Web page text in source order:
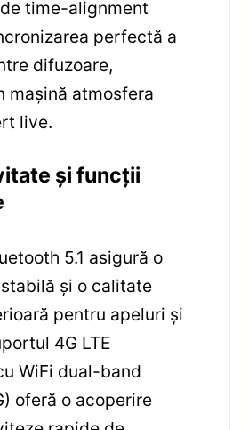
time-alignment
perfectă a
difuzoare,
mașină atmosfera
live.
și funcții
5.1 asigură o
și o calitate
pentru apeluri și
4G LTE
WiFi dual-band
oferă o acoperire